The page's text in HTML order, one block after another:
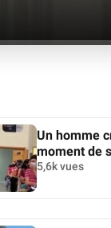
Un homme
moment de
5,6k vues